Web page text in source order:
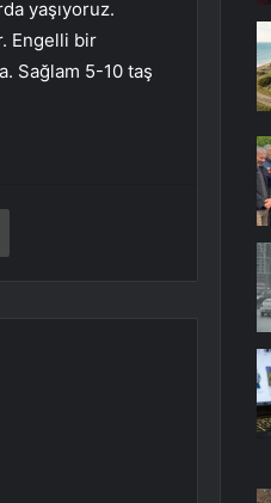
yaşıyoruz.
Engelli bir
Sağlam 5-10 taş
Yazdır